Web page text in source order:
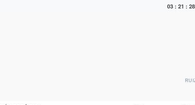
03 : 21 :